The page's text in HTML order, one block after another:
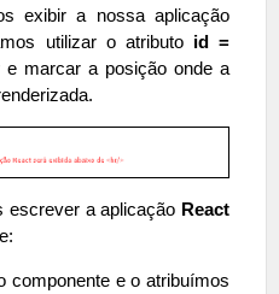
exibir a nossa aplicação
utilizar o atributo id =
e marcar a posição onde a
escrever a aplicação React
componente e o atribuímos